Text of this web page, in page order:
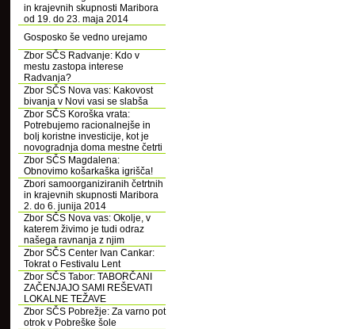
in krajevnih skupnosti Maribora
od 19. do 23. maja 2014
Gosposko še vedno urejamo
Zbor SČS Radvanje: Kdo v
mestu zastopa interese
Radvanja?
Zbor SČS Nova vas: Kakovost
bivanja v Novi vasi se slabša
Zbor SČS Koroška vrata:
Potrebujemo racionalnejše in
bolj koristne investicije, kot je
novogradnja doma mestne četrti
Zbor SČS Magdalena:
Obnovimo košarkaška igrišča!
Zbori samoorganiziranih četrtnih
in krajevnih skupnosti Maribora
2. do 6. junija 2014
Zbor SČS Nova vas: Okolje, v
katerem živimo je tudi odraz
našega ravnanja z njim
Zbor SČS Center Ivan Cankar:
Tokrat o Festivalu Lent
Zbor SČS Tabor: TABORČANI
ZAČENJAJO SAMI REŠEVATI
LOKALNE TEŽAVE
Zbor SČS Pobrežje: Za varno pot
otrok v Pobreške šole